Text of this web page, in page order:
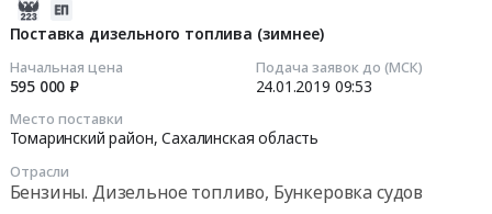
Поставка дизельного топлива (зимнее)
Начальная цена
595 000 ₽
Подача заявок до (МСК)
24.01.2019 09:53
Место поставки
Томаринский район,Сахалинская область
Отрасли
Бензины. Дизельное топливо, Бункеровка судов